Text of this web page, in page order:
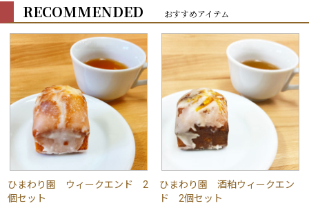
RECOMMENDED おすすめアイテム
ひまわり園 ウィークエンド 2
個セット
ひまわり園 酒粕ウィークエン
ド 2個セット